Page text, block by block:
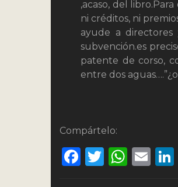
,acaso, del
ni créditos, ni
ayude a
subvención.es
patente de corso,
entre dos
Compártelo:
Facebook
Twitter